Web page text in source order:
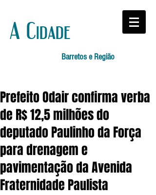
A Cidade
Barretos e Região
Prefeito Odair confirma verba
de R$ 12,5 milhões do
deputado Paulinho da Força
para drenagem e
pavimentação da Avenida
Fraternidade Paulista